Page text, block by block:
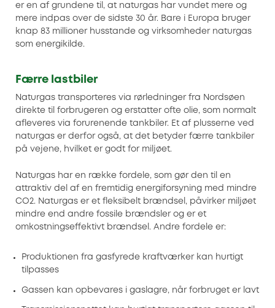
er en af grundene til, at naturgas har vundet mere og
mere indpas over de sidste 30 år. Bare i Europa bruger
knap 83 millioner husstande og virksomheder naturgas
som energikilde.
Færre lastbiler
Naturgas transporteres via rørledninger fra Nordsøen
direkte til forbrugeren og erstatter ofte olie, som normalt
afleveres via forurenende tankbiler. Et af plusserne ved
naturgas er derfor også, at det betyder færre tankbiler
på vejene, hvilket er godt for miljøet.
Naturgas har en række fordele, som gør den til en
attraktiv del af en fremtidig energiforsyning med mindre
CO2. Naturgas er et fleksibelt brændsel, påvirker miljøet
mindre end andre fossile brændsler og er et
omkostningseffektivt brændsel. Andre fordele er:
Produktionen fra gasfyrede kraftværker kan hurtigt
tilpasses
Gassen kan opbevares i gaslagre, når forbruget er lavt